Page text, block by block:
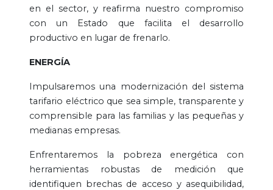
en el sector, y reafirma nuestro compromiso
con un Estado que facilita el desarrollo
productivo en lugar de frenarlo.
ENERGÍA
Impulsaremos una modernización del sistema
tarifario eléctrico que sea simple, transparente y
comprensible para las familias y las pequeñas y
medianas empresas.
Enfrentaremos la pobreza energética con
herramientas robustas de medición que
identifiquen brechas de acceso y asequibilidad,